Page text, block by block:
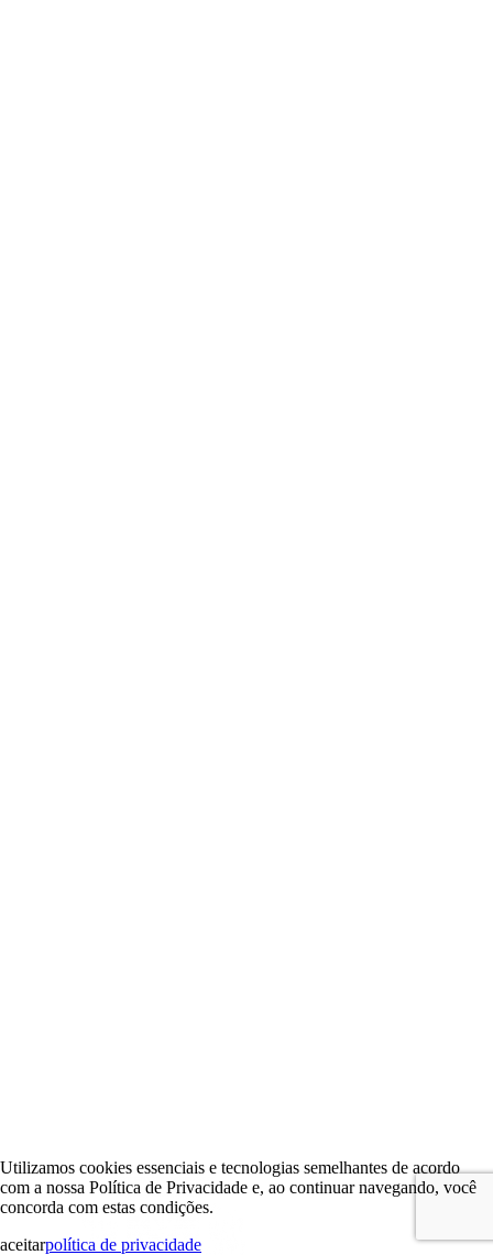
Utilizamos cookies essenciais e tecnologias semelhantes de acordo
com a nossa Política de Privacidade e, ao continuar navegando, você
concorda com estas condições.
aceitarpolítica de privacidade